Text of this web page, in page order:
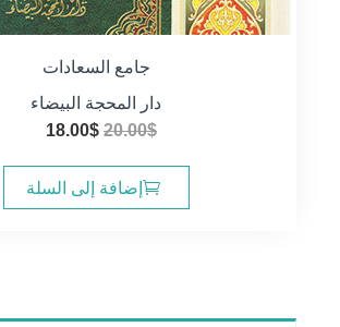
جامع السعادات
دار المحجة البيضاء
20.00$
السعر
هو:
20.00$.
18.00$
هو:
18.00$.
إضافة إلى السلة